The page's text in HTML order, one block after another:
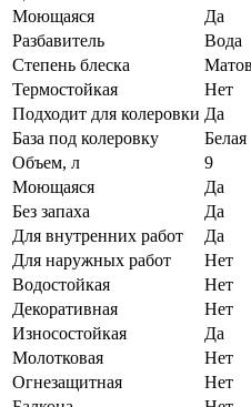
Моющаяся
Да
Разбавитель
Вода
Степень блеска
Термостойкая
Нет
Подходит для колеровки Да
База под колеровку
Белая
Объем, л
9
Моющаяся
Да
Без запаха
Да
Для внутренних работ
Да
Для наружных работ
Нет
Водостойкая
Нет
Декоративная
Нет
Износостойкая
Да
Молотковая
Нет
Огнезащитная
Нет